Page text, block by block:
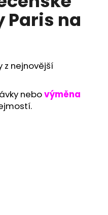
na
z nejnovější
nebovýměna